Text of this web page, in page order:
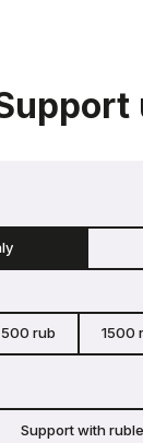
500 rub 1500
Support with